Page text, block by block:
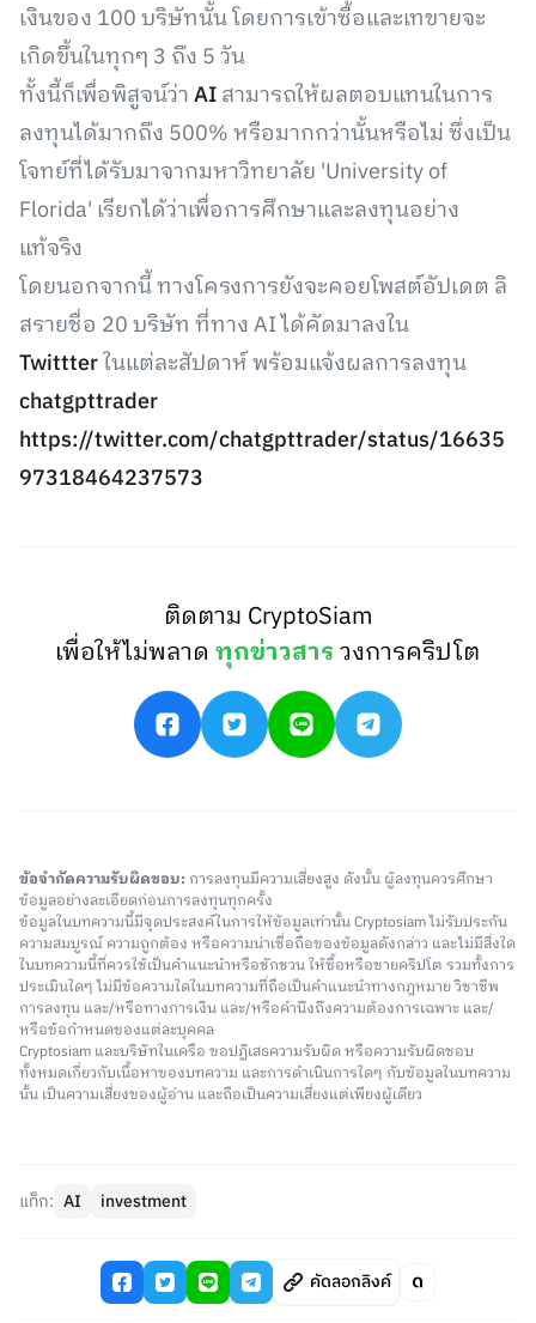
เงินของ 100 บริษัทนั้น โดยการเข้าซื้อและเทขายจะ
เกิดขึ้นในทุกๆ 3 ถึง 5 วัน
ทั้งนี้ก็เพื่อพิสูจน์ว่าAIสามารถให้ผลตอบแทนในการ
ลงทุนได้มากถึง 500% หรือมากกว่านั้นหรือไม่ ซึ่งเป็น
โจทย์ที่ได้รับมาจากมหาวิทยาลัย 'University of
Florida' เรียกได้ว่าเพื่อการศึกษาและลงทุนอย่าง
แท้จริง
โดยนอกจากนี้ ทางโครงการยังจะคอยโพสต์อัปเดต ลิ
สรายชื่อ 20 บริษัท ที่ทาง AI ได้คัดมาลงใน
Twittterในแต่ละสัปดาห์ พร้อมแจ้งผลการลงทุน
chatgpttrader
https://twitter.com/chatgpttrader/status/16635
97318464237573
ติดตาม CryptoSiam
เพื่อให้ไม่พลาดทุกข่าวสารวงการคริปโต
ข้อจำกัดความรับผิดชอบ: การลงทุนมีความเสี่ยงสูง ดังนั้น ผู้ลงทุนควรศึกษา
ข้อมูลอย่างละเอียดก่อนการลงทุนทุกครั้ง
ข้อมูลในบทความนี้มีจุดประสงค์ในการให้ข้อมูลเท่านั้น Cryptosiam ไม่รับประกัน
ความสมบูรณ์ ความถูกต้อง หรือความน่าเชื่อถือของข้อมูลดังกล่าว และไม่มีสิ่งใด
ในบทความนี้ที่ควรใช้เป็นคำแนะนำหรือชักชวน ให้ซื้อหรือขายคริปโต รวมทั้งการ
ประเมินใดๆ ไม่มีข้อความใดในบทความที่ถือเป็นคำแนะนำทางกฎหมาย วิชาชีพ
การลงทุน และ/หรือทางการเงิน และ/หรือคำนึงถึงความต้องการเฉพาะ และ/
หรือข้อกำหนดของแต่ละบุคคล
Cryptosiam และบริษัทในเครือ ขอปฏิเสธความรับผิด หรือความรับผิดชอบ
ทั้งหมดเกี่ยวกับเนื้อหาของบทความ และการดำเนินการใดๆ กับข้อมูลในบทความ
นั้น เป็นความเสี่ยงของผู้อ่าน และถือเป็นความเสี่ยงแต่เพียงผู้เดียว
แท็ก: AI investment
คัดลอกลิงค์